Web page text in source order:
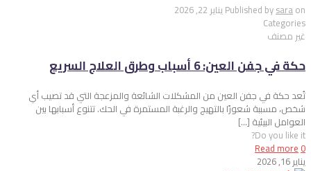
Published bysaraon يناير 22, 2026
Categories
غير مصنف
حكة في جفن العين: 6 أسباب وطرق العلاج السريع
تُعد حكة في جفن العين من المشكلات الشائعة والمزعجة التي قد تصيب أي
شخص، مسببة شعورًا بالتهيج والرغبة المستمرة في الحك. تتنوع أسبابها بين
العوامل البيئية […]
Do you like it?
0
Read more
يناير 16, 2026